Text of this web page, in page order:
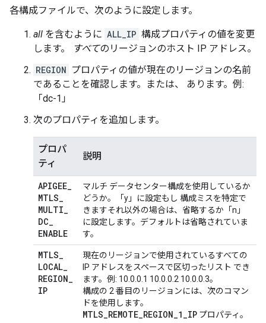
各構成ファイルで、次のように設定します。
all を含むように ALL_IP 構成プロパティの値を変更
します。
すべてのリージョンのホスト IP アドレス。
REGION プロパティの値が現在のリージョンの名前
であることを確認します。または、 あります。例:
「dc-1」
次のプロパティを追加します。
プロパ
ティ
説明
APIGEE_
MTLS_
MULTI_
DC_
ENABLE
マルチ データセンター構成を使用しているか
どうか。「y」に設定もし 構成ミスを特定で
きますそれ以外の場合は、省略するか「n」
に設定します。デフォルトは省略されていま
す。
MTLS_
LOCAL_
REGION_
IP
現在のリージョンで使用されているすべての
IP アドレスをスペースで区切ったリスト でき
ます。例: 10.0.0.1 10.0.0.2 10.0.0.3。
構成の 2 番目のリージョンには、次のコマン
ドを使用します。
MTLS_REMOTE_REGION_1_IP プロパティ。